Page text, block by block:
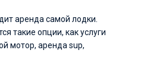
аренда самой лодки.
такие опции, как услуги
мотор, аренда sup,